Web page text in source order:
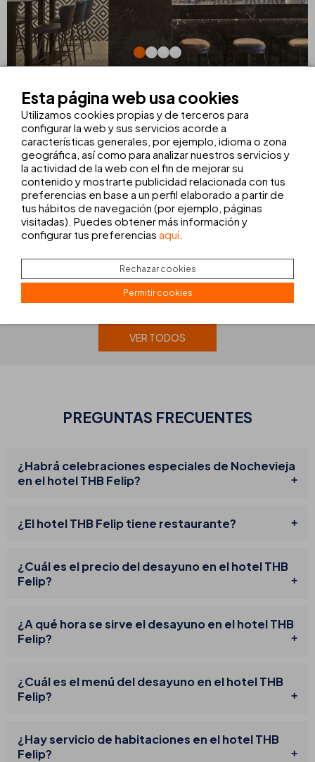
BAR SALÓN
En el bar del hotel THB Felip el encanto se mezcla con la
comodidad mientras disfrutas de una variedad de
bebidas frías y calientes
. Desde cócteles sofisticados
hasta bebidas refrescantes y cafés.
Déjate envolver por el ambiente relajado y disfruta de tu
bebida favorita en nuestro espacio lleno de estilo y buen
gusto.
HORARIO
CARTA
REGÍMENES DE ALOJAMIENTO PENSADOS
VER TODOS
PREGUNTAS FRECUENTES
¿Habrá celebraciones especiales de Nochevieja
en el hotel THB Felip?
¿El hotel THB Felip tiene restaurante?
¿Cuál es el precio del desayuno en el hotel THB
Felip?
¿A qué hora se sirve el desayuno en el hotel THB
Felip?
¿Cuál es el menú del desayuno en el hotel THB
Felip?
¿Hay servicio de habitaciones en el hotel THB
Felip?
Esta página web usa cookies
Utilizamos cookies propias y de terceros para
configurar la web y sus servicios acorde a
características generales, por ejemplo, idioma o zona
geográfica, así como para analizar nuestros servicios y
la actividad de la web con el fin de mejorar su
contenido y mostrarte publicidad relacionada con tus
preferencias en base a un perfil elaborado a partir de
tus hábitos de navegación (por ejemplo, páginas
visitadas). Puedes obtener más información y
configurar tus preferencias aquí.
Rechazar cookies
Permitir cookies